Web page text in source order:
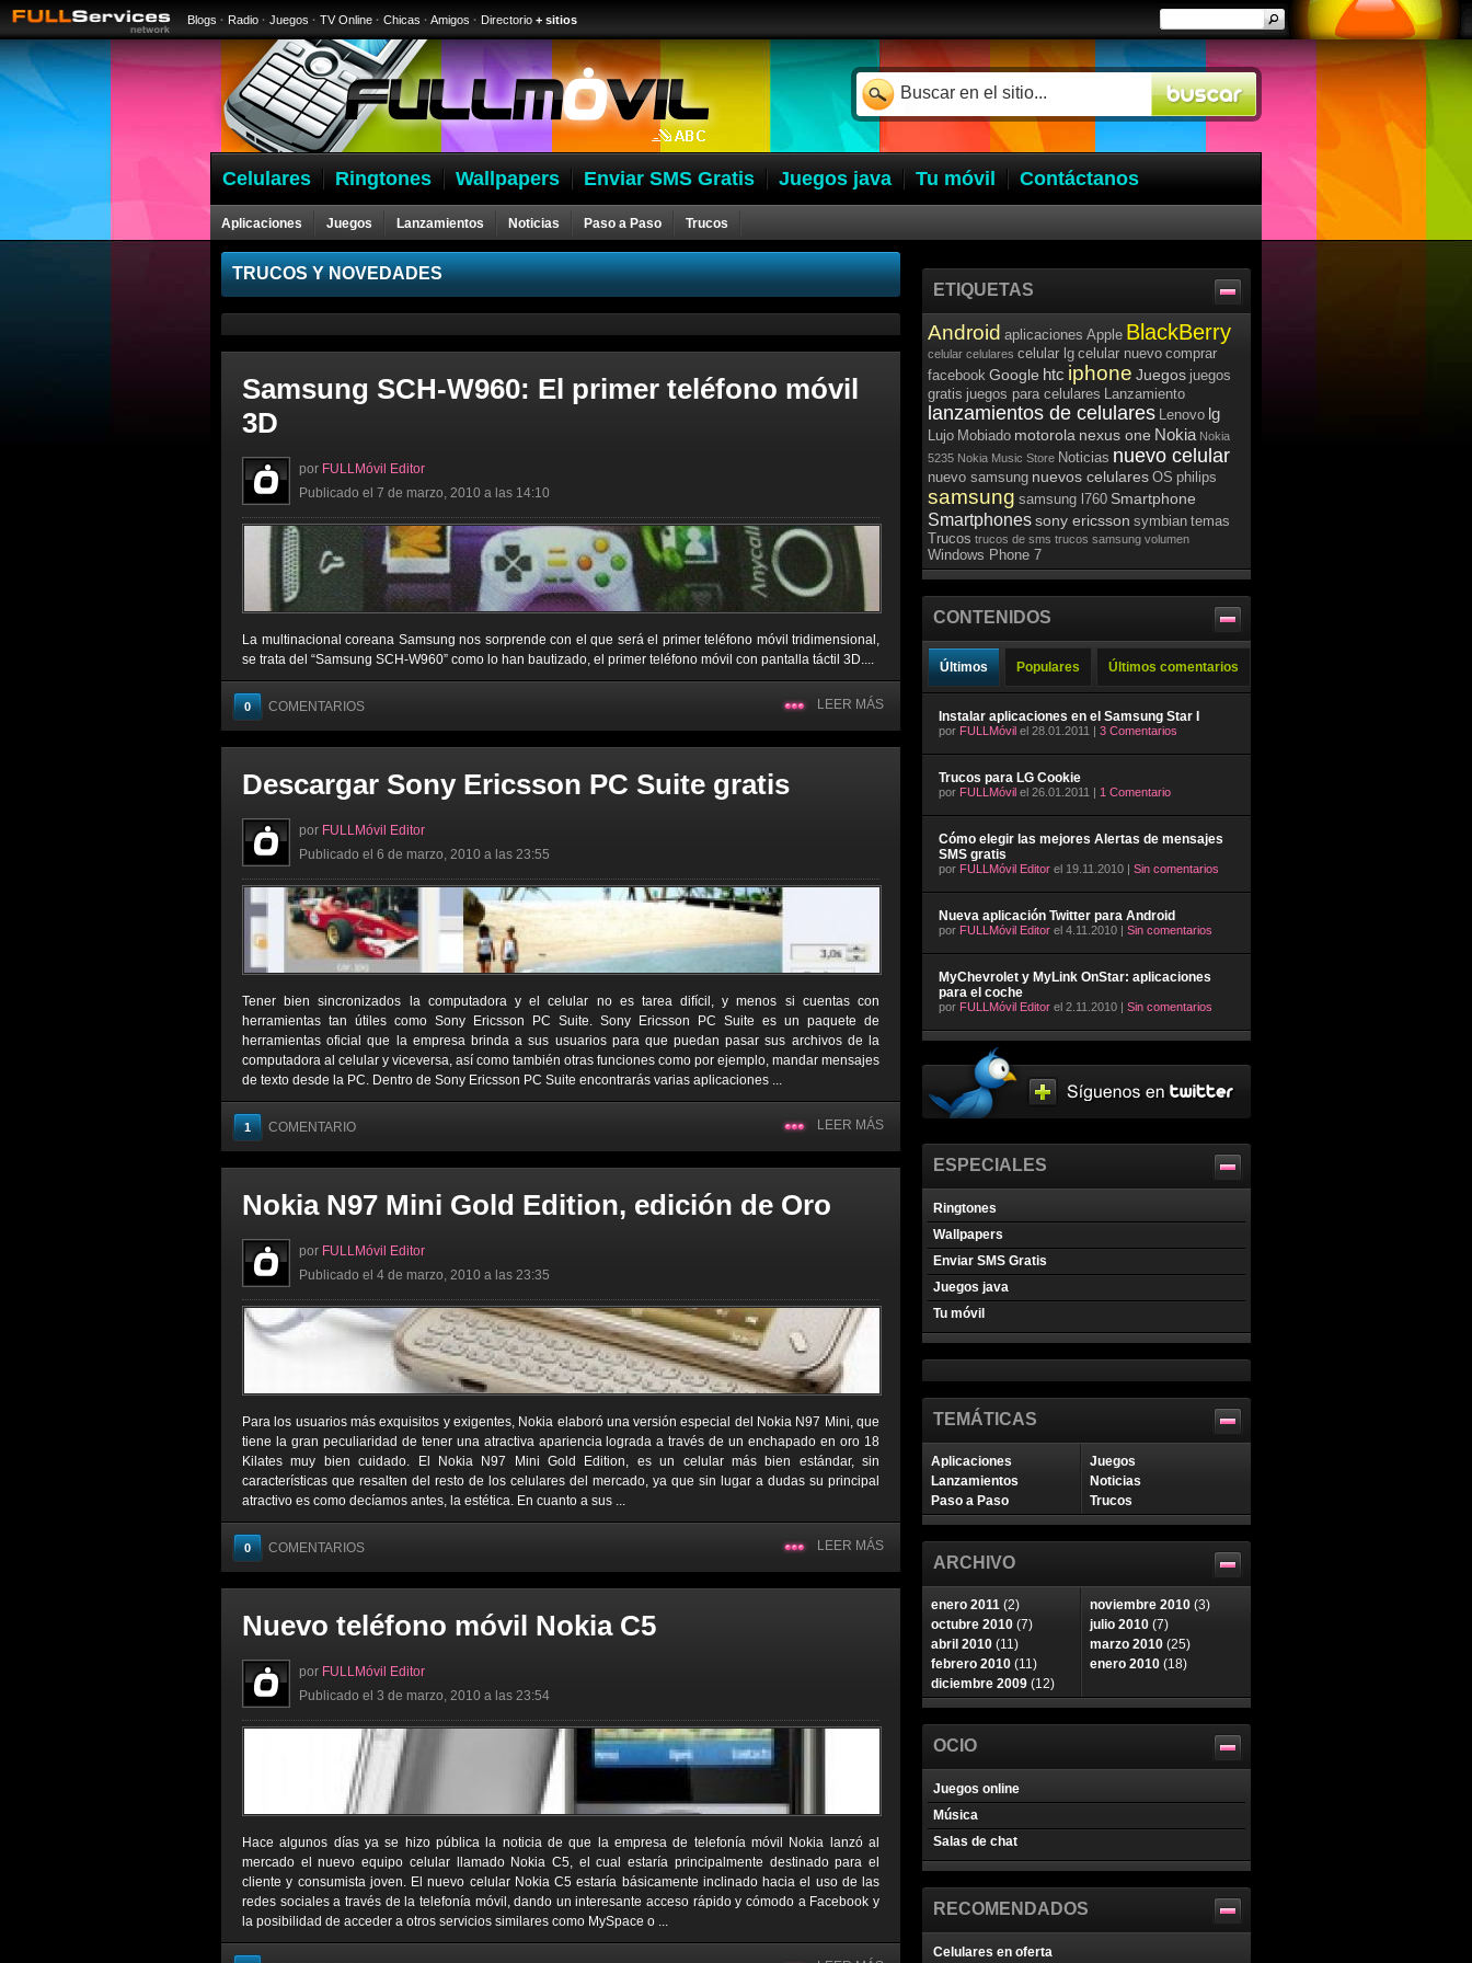
Blogs · Radio · Juegos · TV Online · Chicas · Amigos · Directorio + sitios
Celulares Ringtones Wallpapers Enviar SMS Gratis Juegos java Tu móvil Contáctanos
Aplicaciones Juegos Lanzamientos Noticias Paso a Paso Trucos
Celulares
TRUCOS Y NOVEDADES
Samsung SCH-W960: El primer teléfono móvil
3D
por FULLMóvil Editor
Publicado el 7 de marzo, 2010 a las 14:10
La multinacional coreana Samsung nos sorprende con el que será el primer teléfono móvil tridimensional,
se trata del “Samsung SCH-W960” como lo han bautizado, el primer teléfono móvil con pantalla táctil 3D....
0 COMENTARIOS LEER MÁS
Descargar Sony Ericsson PC Suite gratis
por FULLMóvil Editor
Publicado el 6 de marzo, 2010 a las 23:55
Tener bien sincronizados la computadora y el celular no es tarea difícil, y menos si cuentas con
herramientas tan útiles como Sony Ericsson PC Suite. Sony Ericsson PC Suite es un paquete de
herramientas oficial que la empresa brinda a sus usuarios para que puedan pasar sus archivos de la
computadora al celular y viceversa, así como también otras funciones como por ejemplo, mandar mensajes
de texto desde la PC. Dentro de Sony Ericsson PC Suite encontrarás varias aplicaciones ...
1 COMENTARIO LEER MÁS
Nokia N97 Mini Gold Edition, edición de Oro
por FULLMóvil Editor
Publicado el 4 de marzo, 2010 a las 23:35
Para los usuarios más exquisitos y exigentes, Nokia elaboró una versión especial del Nokia N97 Mini, que
tiene la gran peculiaridad de tener una atractiva apariencia lograda a través de un enchapado en oro 18
Kilates muy bien cuidado. El Nokia N97 Mini Gold Edition, es un celular más bien estándar, sin
características que resalten del resto de los celulares del mercado, ya que sin lugar a dudas su principal
atractivo es como decíamos antes, la estética. En cuanto a sus ...
0 COMENTARIOS LEER MÁS
Nuevo teléfono móvil Nokia C5
por FULLMóvil Editor
Publicado el 3 de marzo, 2010 a las 23:54
Hace algunos días ya se hizo pública la noticia de que la empresa de telefonía móvil Nokia lanzó al
mercado el nuevo equipo celular llamado Nokia C5, el cual estaría principalmente destinado para el
cliente y consumista joven. El nuevo celular Nokia C5 estaría básicamente inclinado hacia el uso de las
redes sociales a través de la telefonía móvil, dando un interesante acceso rápido y cómodo a Facebook y
la posibilidad de acceder a otros servicios similares como MySpace o ...
ETIQUETAS
Android aplicaciones Apple BlackBerry
celular celulares celular lg celular nuevo comprar
facebook Google htc iphone Juegos juegos
gratis juegos para celulares Lanzamiento
lanzamientos de celulares Lenovo lg
Lujo Mobiado motorola nexus one Nokia Nokia
5235 Nokia Music Store Noticias nuevo celular
nuevo samsung nuevos celulares OS philips
samsung samsung l760 Smartphone
Smartphonessony ericsson symbian temas
Trucos trucos de sms trucos samsung volumen
Windows Phone 7
CONTENIDOS
Últimos Populares Últimos comentarios
Instalar aplicaciones en el Samsung Star I
por FULLMóvil el 28.01.2011 | 3 Comentarios
Trucos para LG Cookie
por FULLMóvil el 26.01.2011 | 1 Comentario
Cómo elegir las mejores Alertas de mensajes
SMS gratis
por FULLMóvil Editor el 19.11.2010 | Sin comentarios
Nueva aplicación Twitter para Android
por FULLMóvil Editor el 4.11.2010 | Sin comentarios
MyChevrolet y MyLink OnStar: aplicaciones
para el coche
por FULLMóvil Editor el 2.11.2010 | Sin comentarios
ESPECIALES
Ringtones
Wallpapers
Enviar SMS Gratis
Juegos java
Tu móvil
TEMÁTICAS
Aplicaciones
Juegos
Lanzamientos
Noticias
Paso a Paso
Trucos
ARCHIVO
enero 2011 (2) noviembre 2010 (3)
octubre 2010 (7) julio 2010 (7)
abril 2010 (11) marzo 2010 (25)
febrero 2010 (11) enero 2010 (18)
diciembre 2009 (12)
OCIO
Juegos online
Música
Salas de chat
RECOMENDADOS
Celulares en oferta